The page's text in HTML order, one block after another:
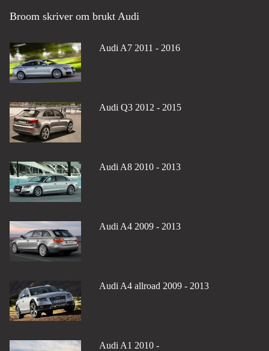
Broom skriver om brukt Audi
Audi A7 2011 - 2016
Audi Q3 2012 - 2015
Audi A8 2010 - 2013
Audi A4 2009 - 2013
Audi A4 allroad 2009 - 2013
Audi A1 2010 -